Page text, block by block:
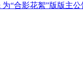
为“合影花絮”版版主公